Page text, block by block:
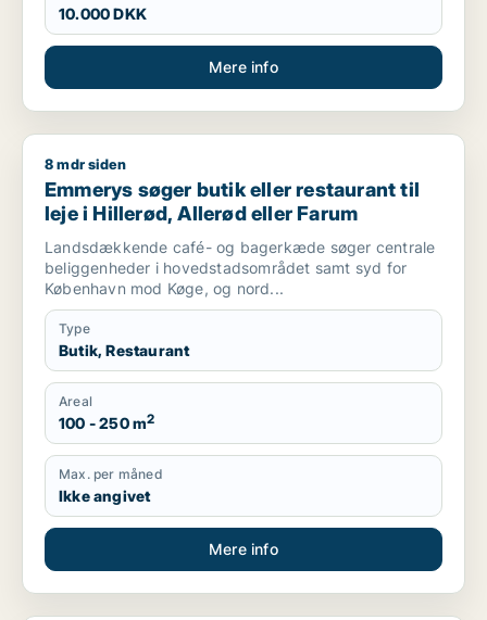
10.000 DKK
Mere info
Emmerys søger butik eller restaurant til leje i Hillerød,
8 mdr siden
Emmerys søger butik eller restaurant til
leje i Hillerød, Allerød eller Farum
Landsdækkende café- og bagerkæde søger centrale
beliggenheder i hovedstadsområdet samt syd for
København mod Køge, og nord...
Type
Butik, Restaurant
Areal
100 - 250 m2
Max. per måned
Ikke angivet
Mere info